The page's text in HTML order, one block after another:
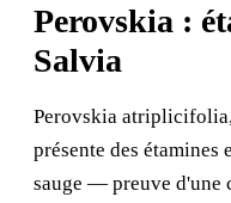
Perovskia :
Salvia
Perovskia
présente des étamines
sauge — preuve d'une